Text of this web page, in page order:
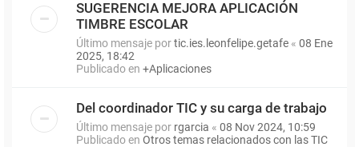
SUGERENCIA MEJORA APLICACIÓN
TIMBRE ESCOLAR
Último mensaje portic.ies.leonfelipe.getafe « 08 Ene
2025, 18:42
Publicado en +Aplicaciones
Del coordinador TIC y su carga de trabajo
Último mensaje por rgarcia « 08 Nov 2024, 10:59
Publicado en Otros temas relacionados con las TIC